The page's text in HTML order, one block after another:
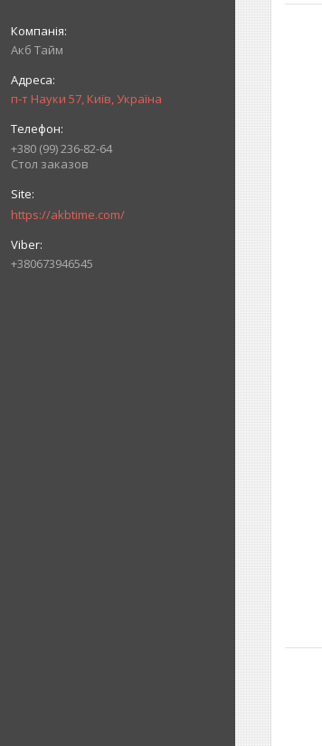
Акб Тайм
п-т Науки 57, Київ, Україна
+380 (99) 236-82-64
Стол заказов
https://akbtime.com/
+380673946545